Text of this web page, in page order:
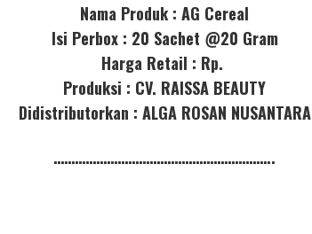
Nama Produk : AG Cereal
Isi Perbox : 20 Sachet @20 Gram
Harga Retail : Rp.
Produksi : CV. RAISSA BEAUTY
Didistributorkan : ALGA ROSAN NUSANTARA
……………………………………………………..